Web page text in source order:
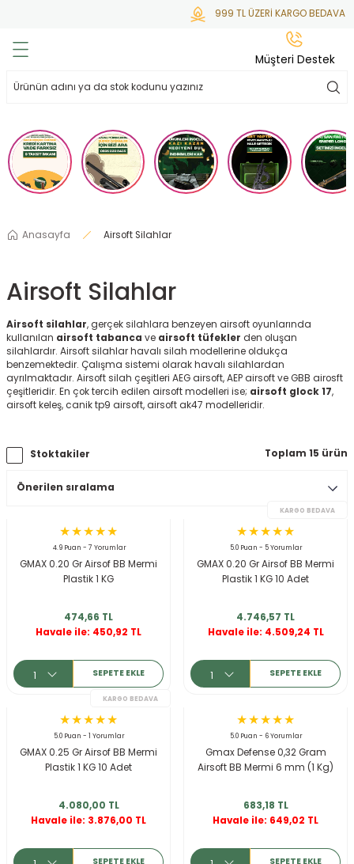
999 TL ÜZERİ KARGO BEDAVA
Mermisi
Tabure
Anasayfa Airsoft Silahlar
Airsoft Silahlar
Airsoft silahlar, gerçek silahlara benzeyen airsoft oyunlarında
kullanılan airsoft tabanca ve airsoft tüfekler den oluşan
silahlardır. Airsoft silahlar havalı silah modellerine oldukça
benzemektedir. Çalışma sistemi olarak havalı silahlardan
ayrılmaktadır. Airsoft silah çeşitleri AEG airsoft, AEP airsoft ve GBB airosft
çeşitleridir. En çok tercih edilen airsoft modelleri ise; airsoft glock 17,
airsoft keleş, canik tp9 airsoft, airsoft ak47 modelleridir.
Stoktakiler Toplam 15 ürün
4.9 Puan - 7 Yorumlar
GMAX 0.20 Gr Airsof BB Mermi
Plastik 1 KG
474,66 TL
Havale ile: 450,92 TL
SEPETE EKLE
5.0 Puan - 5 Yorumlar
GMAX 0.20 Gr Airsof BB Mermi
Plastik 1 KG 10 Adet
4.746,57 TL
Havale ile: 4.509,24 TL
SEPETE EKLE
5.0 Puan - 1 Yorumlar
GMAX 0.25 Gr Airsof BB Mermi
Plastik 1 KG 10 Adet
4.080,00 TL
Havale ile: 3.876,00 TL
SEPETE EKLE
5.0 Puan - 6 Yorumlar
Gmax Defense 0,32 Gram
Airsoft BB Mermi 6 mm (1 Kg)
683,18 TL
Havale ile: 649,02 TL
SEPETE EKLE